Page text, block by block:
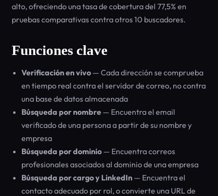
alto, ofreciendo una tasa de cobertura del 77,5% en
pruebas comparativas contra otros 10 buscadores.
Funciones clave
Verificación en vivo — Cada dirección se comprueba
en tiempo real contra el servidor de correo, no contra
una base de datos almacenada
Búsqueda por nombre — Encuentra el email
verificado de una persona a partir de su nombre y
empresa
Búsqueda por dominio — Encuentra correos
profesionales asociados al dominio de una empresa
Búsqueda por cargo y LinkedIn — Encuentra el
contacto adecuado por rol, o convierte una URL de